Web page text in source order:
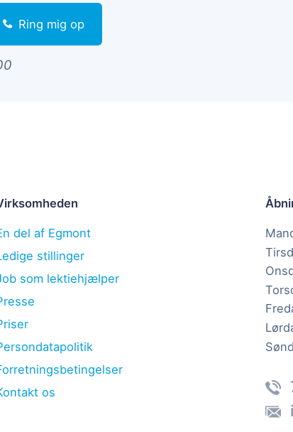
Ring mig op
del af Egmont
stillinger
som lektiehjælper
os